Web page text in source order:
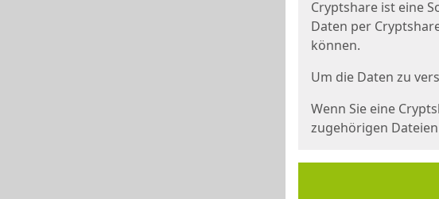
Cryptshare ist eine
Daten per
können.
Um die Daten zu
Wenn Sie eine
zugehörigen